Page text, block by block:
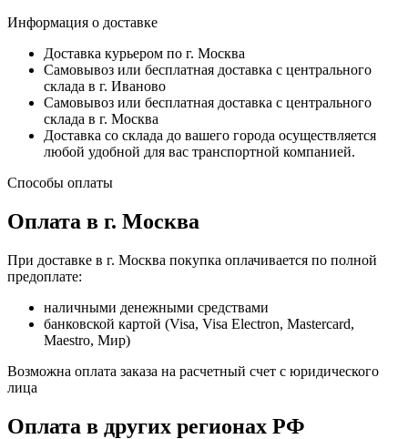
Информация о доставке
Доставка курьером по г. Москва
Самовывоз или бесплатная доставка с центрального
склада в г. Иваново
Самовывоз или бесплатная доставка с центрального
склада в г. Москва
Доставка со склада до вашего города осуществляется
любой удобной для вас транспортной компанией.
Способы оплаты
Оплата в г. Москва
При доставке в г. Москва покупка оплачивается по полной
предоплате:
наличными денежными средствами
банковской картой (Visa, Visa Electron, Mastercard,
Maestro, Мир)
Возможна оплата заказа на расчетный счет с юридического
лица
Оплата в других регионах РФ